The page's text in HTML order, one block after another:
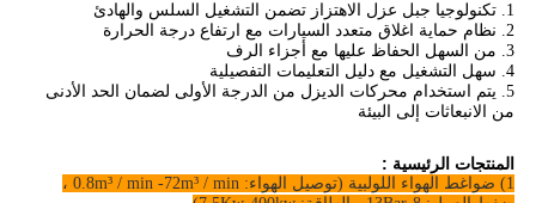
1. تكنولوجيا جبل عزل الاهتزاز تضمن التشغيل السلس والهادئ
2. نظام حماية اغلاق متعدد السيارات مع ارتفاع درجة الحرارة
3. من السهل الحفاظ عليها مع أجزاء الرف
4. سهل التشغيل مع دليل التعليمات التفصيلية
5. يتم استخدام محركات الديزل من الدرجة الأولى لضمان الحد الأدنى
من الانبعاثات إلى البيئة
المنتجات الرئيسية :
1
) ضواغط الهواء اللولبية (توصيل الهواء: 0.8m³ / min -72m³ / min ،